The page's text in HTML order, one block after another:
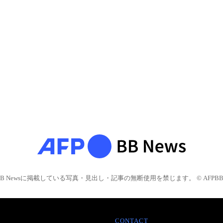
Newsに掲載している写真・見出し・記事の無断使用を禁じます。 © AFPBB
CONTACT